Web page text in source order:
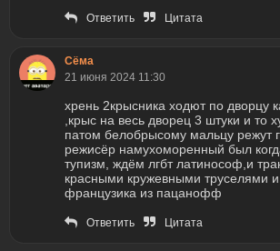
Ответить Цитата
Сёма
21 июня 2024 11:30
хрень 2крысника ходют по дворцу
,крыс на весь дворец 3 штуки и то
патом белобрысому мальцу режут
режисёр намухоморенный был
тупизм, ждём лгбт латинософ,и
красными кружевными труселями и
французика из пацанофф
Ответить Цитата